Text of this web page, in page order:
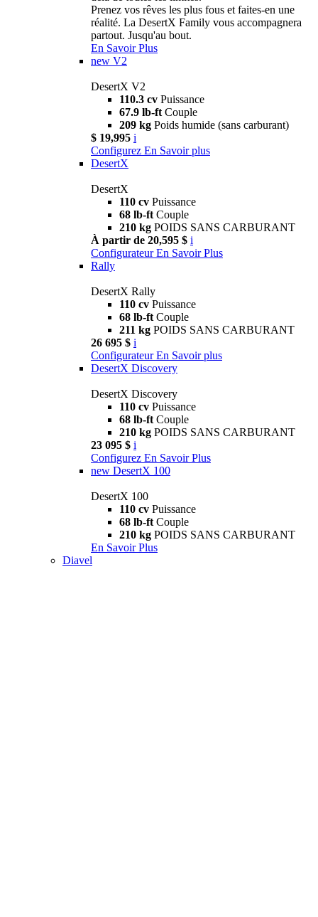
Prenez vos rêves les plus fous et faites-en une
réalité. La DesertX Family vous accompagnera
partout. Jusqu'au bout.
En Savoir Plus
new V2
DesertX V2
110.3 cv Puissance
67.9 lb-ft Couple
209 kg Poids humide (sans carburant)
$ 19,995 i
Configurez En Savoir plus
DesertX
DesertX
110 cv Puissance
68 lb-ft Couple
210 kg POIDS SANS CARBURANT
À partir de 20,595 $ i
Configurateur En Savoir Plus
Rally
DesertX Rally
110 cv Puissance
68 lb-ft Couple
211 kg POIDS SANS CARBURANT
26 695 $ i
Configurateur En Savoir plus
DesertX Discovery
DesertX Discovery
110 cv Puissance
68 lb-ft Couple
210 kg POIDS SANS CARBURANT
23 095 $ i
Configurez En Savoir Plus
new DesertX 100
DesertX 100
110 cv Puissance
68 lb-ft Couple
210 kg POIDS SANS CARBURANT
En Savoir Plus
Diavel